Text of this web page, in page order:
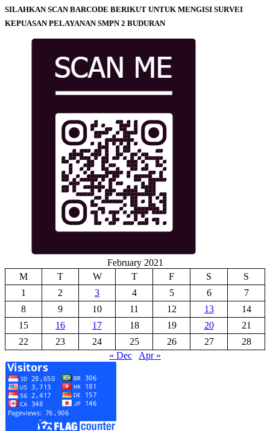
SILAHKAN SCAN BARCODE BERIKUT UNTUK MENGISI SURVEI
KEPUASAN PELAYANAN SMPN 2 BUDURAN
February 2021
M
T W T F S
S
1
2 3 4 5 6
7
8
9 10 11 12 13
14
15
16 17 18 19 20
21
22
23 24 25 26 27
28
« Dec
Apr »